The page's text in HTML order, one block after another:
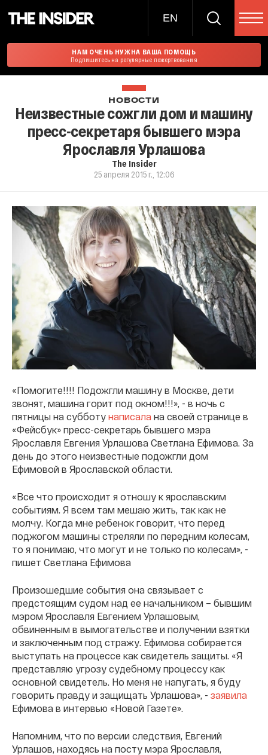
EN
НАМ ОЧЕНЬ НУЖНА ВАША ПОМОЩЬ
Подпишитесь на регулярные пожертвования
НОВОСТИ
Неизвестные сожгли дом и машину
пресс-секретаря бывшего мэра
Ярославля Урлашова
The Insider
25 апреля 2015 г., 12:06
«Помогите!!!! Подожгли машину в Москве, дети
звонят, машина горит под окном!!!», - в ночь с
пятницы на субботу написала на своей странице в
«Фейсбук» пресс-секретарь бывшего мэра
Ярославля Евгения Урлашова Светлана Ефимова. За
день до этого неизвестные подожгли дом
Ефимовой в Ярославской области.
«Все что происходит я отношу к ярославским
событиям. Я всем там мешаю жить, так как не
молчу. Когда мне ребенок говорит, что перед
поджогом машины стреляли по передним колесам,
то я понимаю, что могут и не только по колесам», -
пишет Светлана Ефимова
Произошедшие события она связывает с
предстоящим судом над ее начальником – бывшим
мэром Ярославля Евгением Урлашовым,
обвиненным в вымогательстве и получении взятки
и заключенным под стражу. Ефимова собирается
выступать на процессе как свидетель защиты. «Я
представляю угрозу судебному процессу как
основной свидетель. Но меня не напугать, я буду
говорить правду и защищать Урлашова», - заявила
Ефимова в интервью «Новой Газете».
Напомним, что по версии следствия, Евгений
Урлашов, находясь на посту мэра Ярославля,